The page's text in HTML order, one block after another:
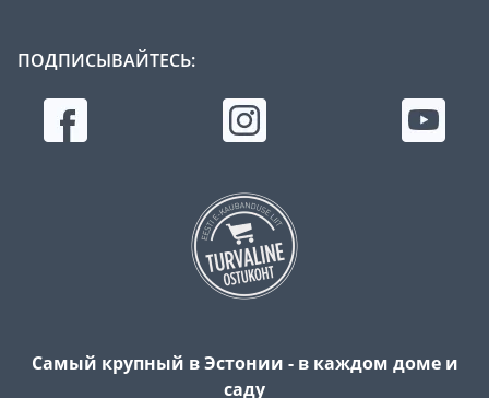
ПОДПИСЫВАЙТЕСЬ:
Самый крупный в Эстонии - в каждом доме и
саду